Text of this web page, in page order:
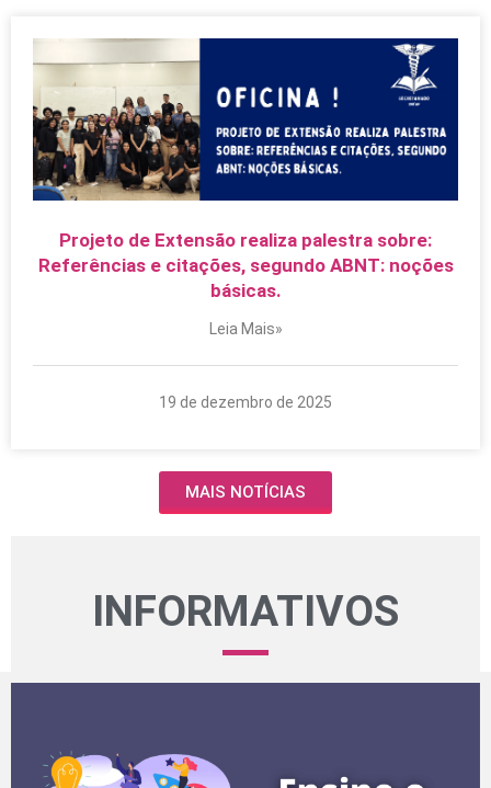
Projeto de Extensão realiza palestra sobre:
Referências e citações, segundo ABNT: noções
básicas.
Leia Mais»
19 de dezembro de 2025
MAIS NOTÍCIAS
INFORMATIVOS